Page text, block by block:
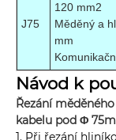
J75
120 mm2
Měděný a
mm
Návod k
Řezání
kabelu pod Φ
1. Při řezání